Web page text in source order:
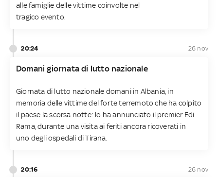
alle famiglie delle vittime coinvolte nel
tragico evento.
20:24 26 nov
Domani giornata di lutto nazionale
Giornata di lutto nazionale domani in Albania, in
memoria delle vittime del forte terremoto che ha colpito
il paese la scorsa notte: lo ha annunciato il premier Edi
Rama, durante una visita ai feriti ancora ricoverati in
uno degli ospedali di Tirana.
20:16 26 nov